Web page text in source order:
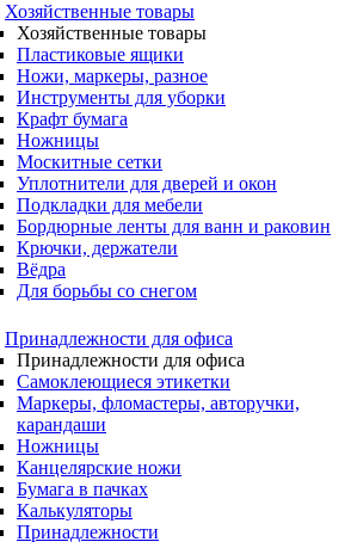
Хозяйственные товары
Хозяйственные товары
Пластиковые ящики
Ножи, маркеры, разное
Инструменты для уборки
Крафт бумага
Ножницы
Москитные сетки
Уплотнители для дверей и окон
Подкладки для мебели
Бордюрные ленты для ванн и раковин
Крючки, держатели
Вёдра
Для борьбы со снегом
Принадлежности для офиса
Принадлежности для офиса
Самоклеющиеся этикетки
Маркеры, фломастеры, авторучки,
карандаши
Ножницы
Канцелярские ножи
Бумага в пачках
Калькуляторы
Принадлежности